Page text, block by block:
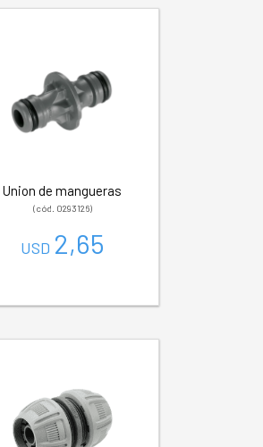
Union de mangueras
(cód. 0293126)
USD 2,65